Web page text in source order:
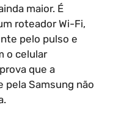
maior. É
roteador Wi-Fi,
pelo pulso e
o celular
que a
pela Samsung não